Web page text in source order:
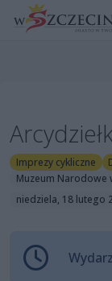
Imprezy cykliczne
Muzeum Narodowe
niedziela, 18 lutego